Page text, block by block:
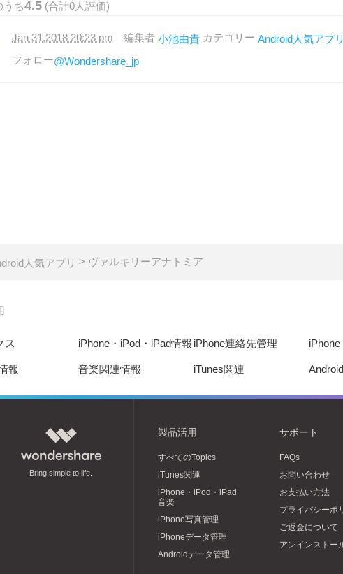
うち4.5 (合計0 人評価)
Jan 31,2018 20:23 pm 編集者 小池由貴 カテゴリー Android人気アプリ
フォロー@Wondershare_jp
人気アプリ > ヴァルキリーアナトミア
ス iPhone・iPod・iPad情報 iPhone連絡先管理
報 音楽関連情報 iTunes関連
Bring simple to life.
製品活用
すべてのTopics
iTunes関連
iPhone・iPod・iPad
音楽
iPhone写真管理
iPhoneデータ管理
Androidデータ管理
サポート
FAQs
お問い合わせ
お支払い方法
プライバシーポ
ご返金について
アンインストー